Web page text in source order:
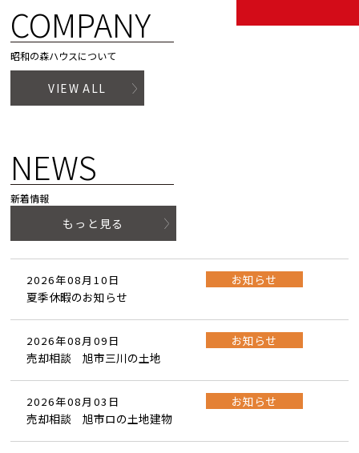
COMPANY
昭和の森ハウスについて
VIEW ALL
NEWS
新着情報
もっと見る
2026年08月10日
お知らせ
夏季休暇のお知らせ
2026年08月09日
お知らせ
売却相談 旭市三川の土地
2026年08月03日
お知らせ
売却相談 旭市ロの土地建物